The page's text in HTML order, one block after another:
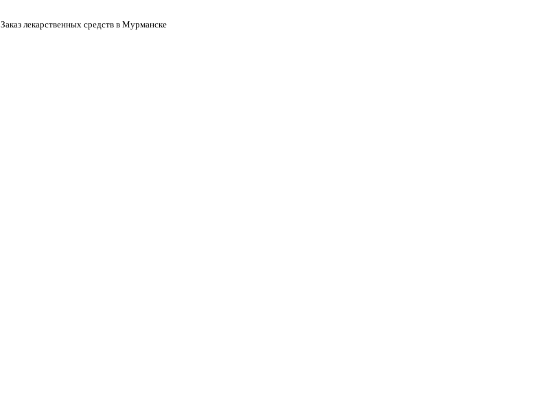
Заказ лекарственных средств в Мурманске